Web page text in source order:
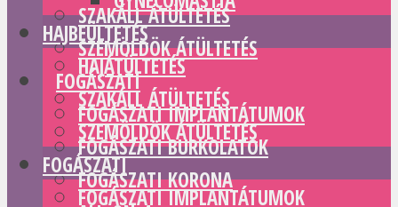
SZAKÁLL ÁTÜLTETÉS
SZEMÖLDÖK ÁTÜLTETÉS
FOGÁSZATI
FOGÁSZATI IMPLANTÁTUMOK
FOGÁSZATI BURKOLATOK
FOGÁSZATI KORONA
HAJBEÜLTETÉS
HAJÁTÜLTETÉS
SZAKÁLL ÁTÜLTETÉS
SZEMÖLDÖK ÁTÜLTETÉS
FOGÁSZATI
FOGÁSZATI IMPLANTÁTUMOK